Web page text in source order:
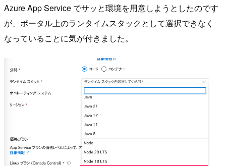
Azure App Service でサッと環境を用意しようとしたのです
が、ポータル上のランタイムスタックとして選択できなく
なっていることに気が付きました。